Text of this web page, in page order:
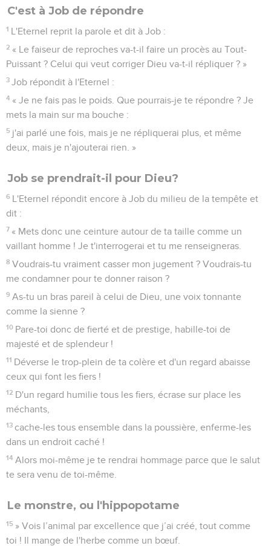
C'est à Job de répondre
1 L'Eternel reprit la parole et dit à Job :
2 « Le faiseur de reproches va-t-il faire un procès au Tout-
Puissant ? Celui qui veut corriger Dieu va-t-il répliquer ? »
3 Job répondit à l'Eternel :
4 « Je ne fais pas le poids. Que pourrais-je te répondre ? Je
mets la main sur ma bouche :
5 j'ai parlé une fois, mais je ne répliquerai plus, et même
deux, mais je n'ajouterai rien. »
Job se prendrait-il pour Dieu?
6 L'Eternel répondit encore à Job du milieu de la tempête et
dit :
7 « Mets donc une ceinture autour de ta taille comme un
vaillant homme ! Je t'interrogerai et tu me renseigneras.
8 Voudrais-tu vraiment casser mon jugement ? Voudrais-tu
me condamner pour te donner raison ?
9 As-tu un bras pareil à celui de Dieu, une voix tonnante
comme la sienne ?
10 Pare-toi donc de fierté et de prestige, habille-toi de
majesté et de splendeur !
11 Déverse le trop-plein de ta colère et d'un regard abaisse
ceux qui font les fiers !
12 D'un regard humilie tous les fiers, écrase sur place les
méchants,
13 cache-les tous ensemble dans la poussière, enferme-les
dans un endroit caché !
14 Alors moi-même je te rendrai hommage parce que le salut
te sera venu de toi-même.
Le monstre, ou l'hippopotame
15 » Vois l’animal par excellence que j’ai créé, tout comme
toi ! Il mange de l'herbe comme un bœuf.